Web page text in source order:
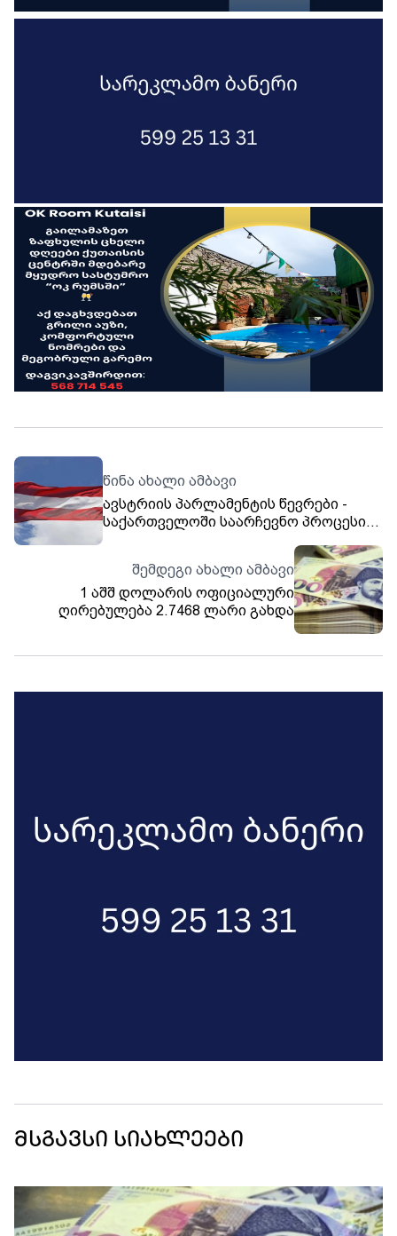
წინა ახალი ამბავი
ავსტრიის პარლამენტის წევრები -
საქართველოში საარჩევნო პროცესი
ამომრჩევლებმა ხმა ყველანაირი
ზეწოლის გარეშე მისცეს
შემდეგი ახალი ამბავი
1 აშშ დოლარის ოფიციალური
ღირებულება 2.7468 ლარი გახდა
მსგავსი სიახლეები